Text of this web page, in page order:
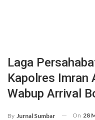
Laga
Kapolres Imran
Wabup Arrival
By Jurnal Sumbar On 28